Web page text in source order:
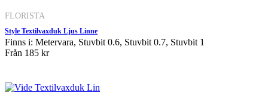
FLORISTA
Style Textilvaxduk Ljus Linne
Finns i: Metervara, Stuvbit 0.6, Stuvbit 0.7, Stuvbit 1
Från 185 kr